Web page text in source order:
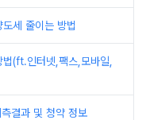
세 줄이는 방법
(ft.인터넷,팩스,모바일,
결과 및 청약 정보